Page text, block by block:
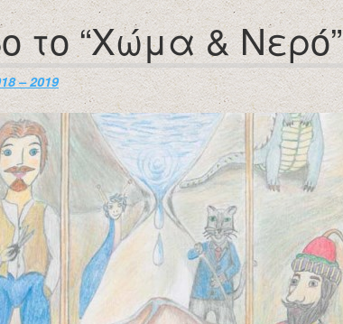
το “Χώμα & Νερό”
– 2019